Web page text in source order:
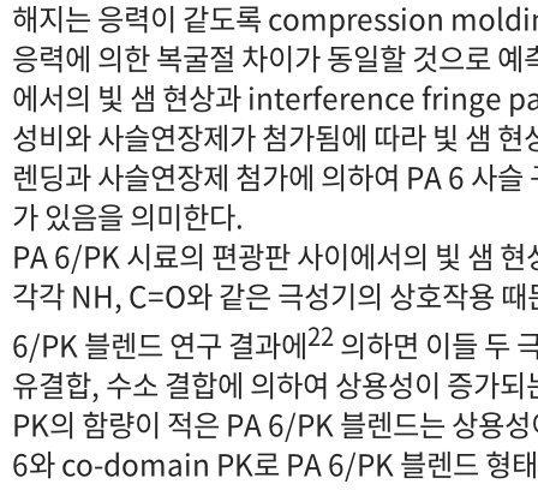
해지는 응력이 같도록 compression
응력에 의한 복굴절 차이가 동일할 것으로
에서의 빛 샘 현상과 interference fringe
성비와 사슬연장제가 첨가됨에 따라 빛 샘
렌딩과 사슬연장제 첨가에 의하여 PA 6 사슬
가 있음을 의미한다.
PA 6/PK 시료의 편광판 사이에서의 빛 샘
각각 NH, C=O와 같은 극성기의 상호작용
6/PK 블렌드 연구 결과에22의하면 이들 두
유결합, 수소 결합에 의하여 상용성이 증가
PK의 함량이 적은 PA 6/PK 블렌드는 상용
6와 co-domain PK로 PA 6/PK 블렌드 형